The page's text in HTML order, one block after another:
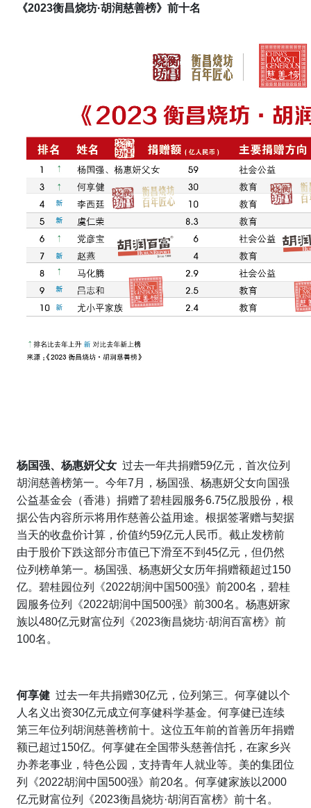
《2023衡昌烧坊·胡润慈善榜》前十名
杨国强、杨惠妍父女 过去一年共捐赠59亿元，首次位列
胡润慈善榜第一。今年7月，杨国强、杨惠妍父女向国强
公益基金会（香港）捐赠了碧桂园服务6.75亿股股份，根
据公告内容所示将用作慈善公益用途。根据签署赠与契据
当天的收盘价计算，价值约59亿元人民币。截止发榜前
由于股价下跌这部分市值已下滑至不到45亿元，但仍然
位列榜单第一。杨国强、杨惠妍父女历年捐赠额超过150
亿。碧桂园位列《2022胡润中国500强》前200名，碧桂
园服务位列《2022胡润中国500强》前300名。杨惠妍家
族以480亿元财富位列《2023衡昌烧坊·胡润百富榜》前
100名。
何享健 过去一年共捐赠30亿元，位列第三。何享健以个
人名义出资30亿元成立何享健科学基金。何享健已连续
第三年位列胡润慈善榜前十。这位五年前的首善历年捐赠
额已超过150亿。何享健在全国带头慈善信托，在家乡兴
办养老事业，特色公园，支持青年人就业等。美的集团位
列《2022胡润中国500强》前20名。何享健家族以2000
亿元财富位列《2023衡昌烧坊·胡润百富榜》前十名。